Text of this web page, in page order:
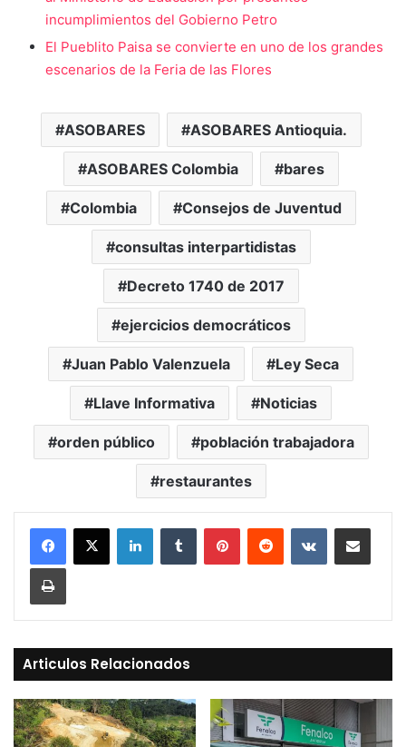
incumplimientos del Gobierno Petro
El Pueblito Paisa se convierte en uno de los grandes
escenarios de la Feria de las Flores
ASOBARES ASOBARES Antioquia.
ASOBARES Colombia bares
Colombia Consejos de Juventud
consultas interpartidistas
Decreto 1740 de 2017
ejercicios democráticos
Juan Pablo Valenzuela Ley Seca
Llave Informativa Noticias
orden público población trabajadora
restaurantes
LinkedInTumblr PinterestReddit VKontakteCompartir vía Mail
Print
Articulos Relacionados